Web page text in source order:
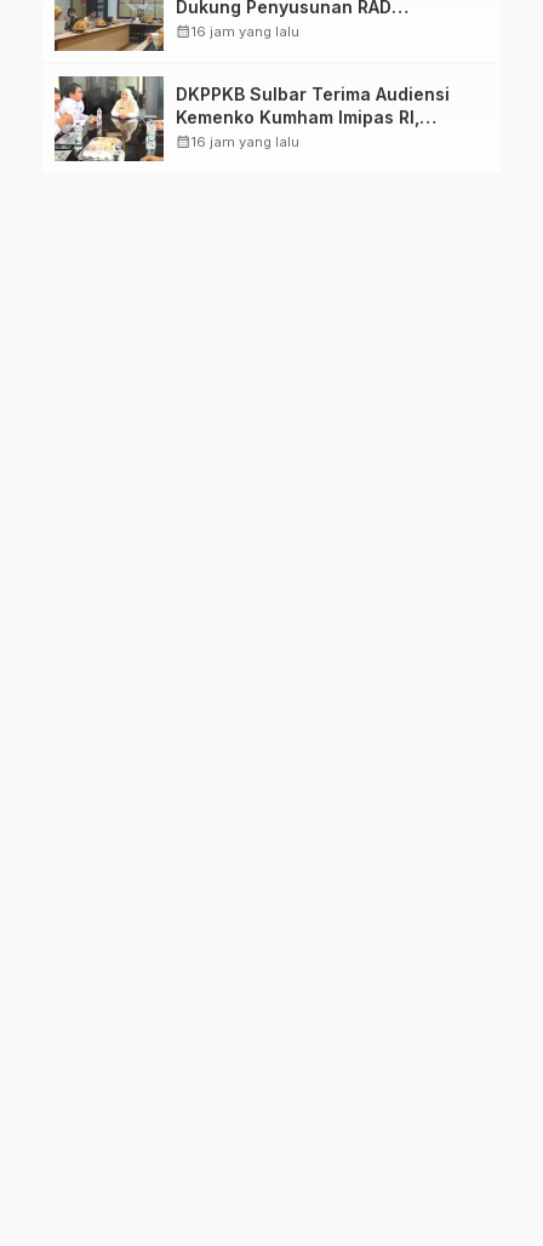
Dukung Penyusunan RAD
TPB/SDGs Sulawesi Barat
calendar_month16 jam yang lalu
DKPPKB Sulbar Terima Audiensi
Kemenko Kumham Imipas RI,
Perkuat Pelayanan Kesehatan bagi
calendar_month16 jam yang lalu